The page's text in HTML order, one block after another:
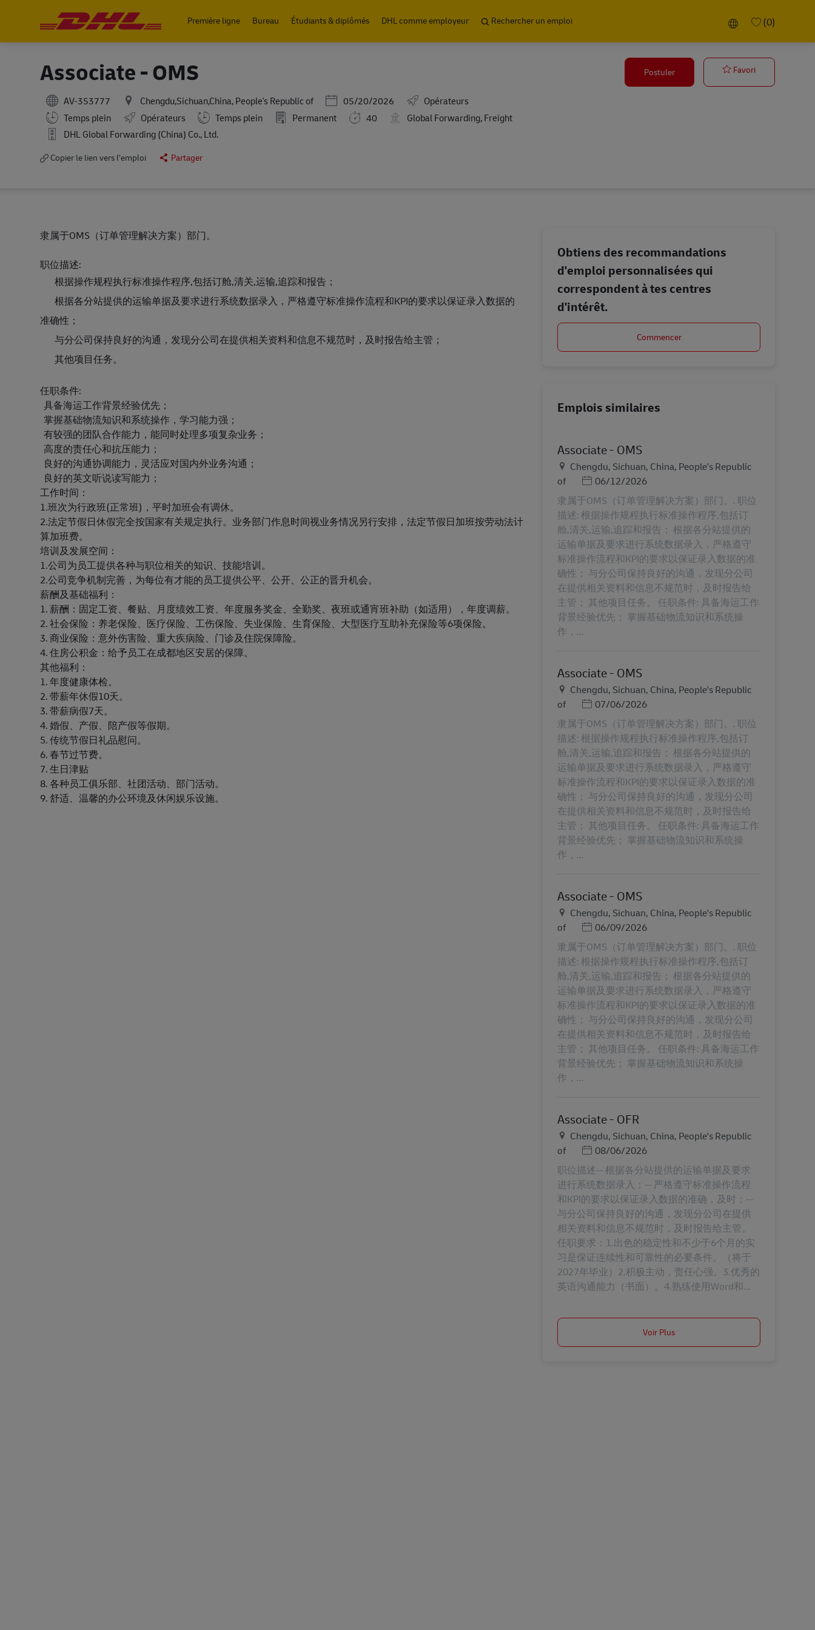
Première ligne
Bureau Étudiants & diplômés DHL comme employeur Rechercher un emploi Language selected
(0)
Associate - OMS
AV-353777 Chengdu,Sichuan,China, People's Republic of Posted Date
05/20/2026
Opérateurs
Temps plein
Opérateurs Working Hours
Temps plein Permanent 40
Global Forwarding, Freight
DHL Global Forwarding (China) Co., Ltd.
Copier le lien vers l’emploi Partager
Postuler FavoriAssociate -
隶属于OMS（订单管理解决方案）部门。
职位描述:
根据操作规程执行标准操作程序,包括订舱,清关,运输,追踪和报告；
根据各分站提供的运输单据及要求进行系统数据录入，严格遵守标准操作流程和KPI的要求以保证录入数据的
准确性；
与分公司保持良好的沟通，发现分公司在提供相关资料和信息不规范时，及时报告给主管；
其他项目任务。
任职条件:
具备海运工作背景经验优先；
掌握基础物流知识和系统操作，学习能力强；
有较强的团队合作能力，能同时处理多项复杂业务；
高度的责任心和抗压能力；
良好的沟通协调能力，灵活应对国内外业务沟通；
良好的英文听说读写能力；
工作时间：
1.班次为行政班(正常班)，平时加班会有调休。
2.法定节假日休假完全按国家有关规定执行。业务部门作息时间视业务情况另行安排，法定节假日加班按劳动法计
算加班费。
培训及发展空间：
1.公司为员工提供各种与职位相关的知识、技能培训。
2.公司竞争机制完善，为每位有才能的员工提供公平、公开、公正的晋升机会。
薪酬及基础福利：
1. 薪酬：固定工资、餐贴、月度绩效工资、年度服务奖金、全勤奖、夜班或通宵班补助（如适用），年度调薪。
2. 社会保险：养老保险、医疗保险、工伤保险、失业保险、生育保险、大型医疗互助补充保险等6项保险。
3. 商业保险：意外伤害险、重大疾病险、门诊及住院保障险。
4. 住房公积金：给予员工在成都地区安居的保障。
其他福利：
1. 年度健康体检。
2. 带薪年休假10天。
3. 带薪病假7天。
4. 婚假、产假、陪产假等假期。
5. 传统节假日礼品慰问。
6. 春节过节费。
7. 生日津贴
8. 各种员工俱乐部、社团活动、部门活动。
9. 舒适、温馨的办公环境及休闲娱乐设施。
Obtiens des recommandations
d'emploi personnalisées qui
correspondent à tes centres
d'intérêt.
Commencer
Emplois similaires
Associate - OMS
LieuChengdu, Sichuan, China, People's Republic
of
Posted Date
06/12/2026
隶属于OMS（订单管理解决方案）部门。. 职位
描述: 根据操作规程执行标准操作程序,包括订
舱,清关,运输,追踪和报告； 根据各分站提供的
运输单据及要求进行系统数据录入，严格遵守
标准操作流程和KPI的要求以保证录入数据的准
确性； 与分公司保持良好的沟通，发现分公司
在提供相关资料和信息不规范时，及时报告给
主管； 其他项目任务。 任职条件: 具备海运工作
背景经验优先； 掌握基础物流知识和系统操
作，...
Associate - OMS
LieuChengdu, Sichuan, China, People's Republic
of
Posted Date
07/06/2026
隶属于OMS（订单管理解决方案）部门。. 职位
描述: 根据操作规程执行标准操作程序,包括订
舱,清关,运输,追踪和报告； 根据各分站提供的
运输单据及要求进行系统数据录入，严格遵守
标准操作流程和KPI的要求以保证录入数据的准
确性； 与分公司保持良好的沟通，发现分公司
在提供相关资料和信息不规范时，及时报告给
主管； 其他项目任务。 任职条件: 具备海运工作
背景经验优先； 掌握基础物流知识和系统操
作，...
Associate - OMS
LieuChengdu, Sichuan, China, People's Republic
of
Posted Date
06/09/2026
隶属于OMS（订单管理解决方案）部门。. 职位
描述: 根据操作规程执行标准操作程序,包括订
舱,清关,运输,追踪和报告； 根据各分站提供的
运输单据及要求进行系统数据录入，严格遵守
标准操作流程和KPI的要求以保证录入数据的准
确性； 与分公司保持良好的沟通，发现分公司
在提供相关资料和信息不规范时，及时报告给
主管； 其他项目任务。 任职条件: 具备海运工作
背景经验优先； 掌握基础物流知识和系统操
作，...
Associate - OFR
LieuChengdu, Sichuan, China, People's Republic
of
Posted Date
08/06/2026
职位描述-- 根据各分站提供的运输单据及要求
进行系统数据录入；-- 严格遵守标准操作流程
和KPI的要求以保证录入数据的准确，及时；--
与分公司保持良好的沟通，发现分公司在提供
相关资料和信息不规范时，及时报告给主管。
任职要求：1.出色的稳定性和不少于6个月的实
习是保证连续性和可靠性的必要条件。（将于
2027年毕业）2.积极主动，责任心强。3.优秀的
英语沟通能力（书面）。4.熟练使用Word和...
Voir Plus